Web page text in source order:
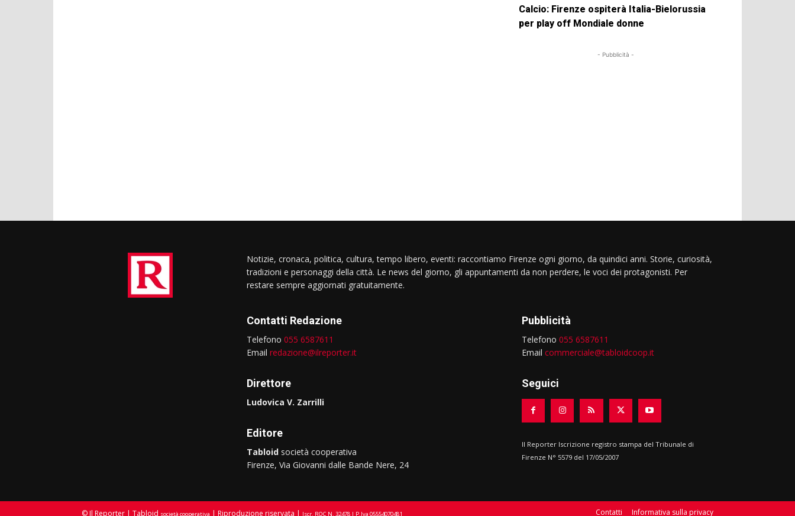
Calcio: Firenze ospiterà Italia-Bielorussia
per play off Mondiale donne
- Pubblicità -
Notizie, cronaca, politica, cultura, tempo libero, eventi: raccontiamo Firenze ogni giorno, da quindici anni. Storie, curiosità,
tradizioni e personaggi della città. Le news del giorno, gli appuntamenti da non perdere, le voci dei protagonisti. Per
restare sempre aggiornati gratuitamente.
Contatti Redazione
Telefono 055 6587611
Email redazione@ilreporter.it
Direttore
Ludovica V. Zarrilli
Editore
Tabloid società cooperativa
Firenze, Via Giovanni dalle Bande Nere, 24
Pubblicità
Telefono 055 6587611
Email commerciale@tabloidcoop.it
Seguici
Il Reporter Iscrizione registro stampa del Tribunale di
Firenze N° 5579 del 17/05/2007
© Il Reporter | Tabloid società cooperativa | Riproduzione riservata | Iscr. ROC N. 32478 | P.Iva 05554070481 Contatti Informativa sulla privacy